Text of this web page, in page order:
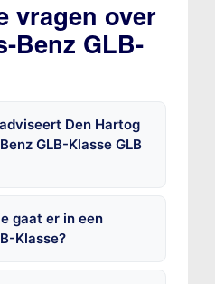
vragen over
Benz GLB-
Den Hartog
GLB-Klasse GLB
gaat er in een
Klasse?